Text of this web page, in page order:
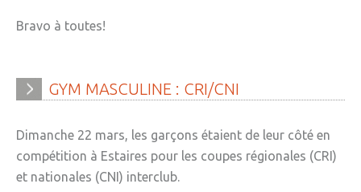
Bravo à toutes!
GYM MASCULINE : CRI/CNI
Dimanche 22 mars, les garçons étaient de leur côté en
compétition à Estaires pour les coupes régionales (CRI)
et nationales (CNI) interclub.